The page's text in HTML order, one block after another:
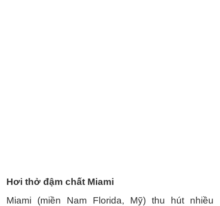
Hơi thở đậm chất Miami
Miami (miền Nam Florida, Mỹ) thu hút nhiều